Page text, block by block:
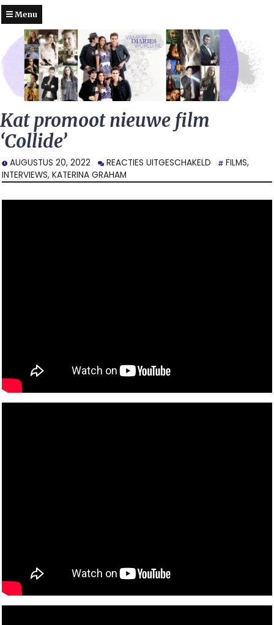
Menu
Kat promoot nieuwe film
‘Collide’
AUGUSTUS 20, 2022 REACTIES UITGESCHAKELD VOOR
PROMOOT
NIEUWE
FILMS,
INTERVIEWS, KATERINA GRAHAM